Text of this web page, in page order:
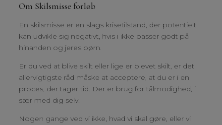
Om Skilsmisse forløb
En skilsmisse er en slags krisetilstand, der potentielt
kan udvikle sig negativt, hvis i ikke passer godt på
hinanden og jeres børn.
Er du ved at blive skilt eller lige er blevet skilt, er det
allervigtigste råd måske at acceptere, at du er i en
proces, der tager tid. Der er brug for tålmodighed, i
sær med dig selv.
Nogen gange ved vi ikke, hvad vi skal gøre, eller vi